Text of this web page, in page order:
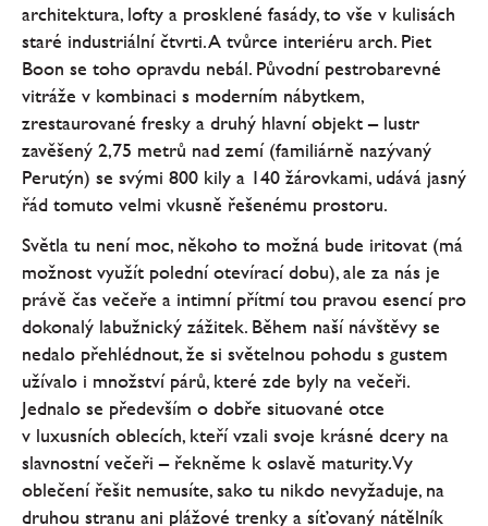
architektura, lofty a prosklené fasády, to vše v kulisách
staré industriální čtvrti. A tvůrce interiéru arch. Piet
Boon se toho opravdu nebál. Původní pestrobarevné
vitráže v kombinaci s moderním nábytkem,
zrestaurované fresky a druhý hlavní objekt – lustr
zavěšený 2,75 metrů nad zemí (familiárně nazývaný
Perutýn) se svými 800 kily a 140 žárovkami, udává jasný
řád tomuto velmi vkusně řešenému prostoru.
Světla tu není moc, někoho to možná bude iritovat (má
možnost využít polední otevírací dobu), ale za nás je
právě čas večeře a intimní přítmí tou pravou esencí pro
dokonalý labužnický zážitek. Během naší návštěvy se
nedalo přehlédnout, že si světelnou pohodu s gustem
užívalo i množství párů, které zde byly na večeři.
Jednalo se především o dobře situované otce
v luxusních oblecích, kteří vzali svoje krásné dcery na
slavnostní večeři – řekněme k oslavě maturity. Vy
oblečení řešit nemusíte, sako tu nikdo nevyžaduje, na
druhou stranu ani plážové trenky a síťovaný nátělník